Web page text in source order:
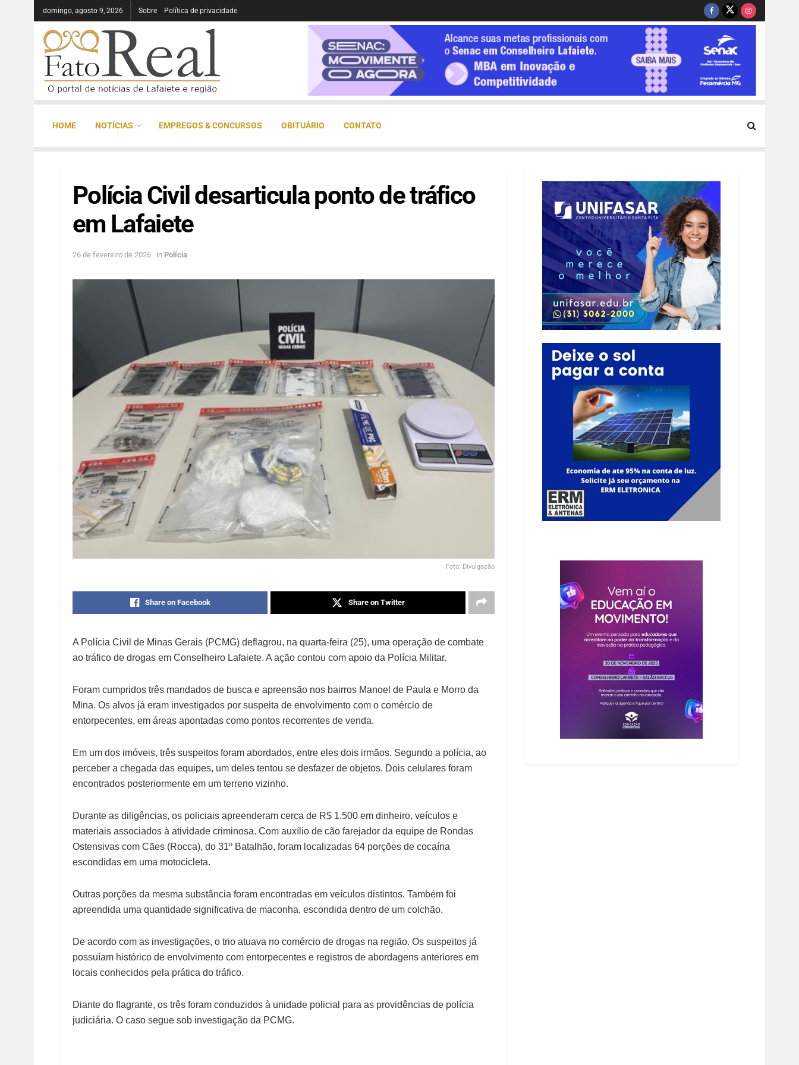
domingo, agosto 9, 2026 Sobre Política de privacidade
HOME NOTÍCIAS EMPREGOS & CONCURSOS OBITUÁRIO CONTATO
Polícia Civil desarticula ponto de tráfico
em Lafaiete
26 de fevereiro de 2026 in Polícia
Foto: Divulgação
Share on Facebook Share on Twitter
A Polícia Civil de Minas Gerais (PCMG) deflagrou, na quarta-feira (25), uma operação de combate
ao tráfico de drogas em Conselheiro Lafaiete. A ação contou com apoio da Polícia Militar.
Foram cumpridos três mandados de busca e apreensão nos bairros Manoel de Paula e Morro da
Mina. Os alvos já eram investigados por suspeita de envolvimento com o comércio de
entorpecentes, em áreas apontadas como pontos recorrentes de venda.
Em um dos imóveis, três suspeitos foram abordados, entre eles dois irmãos. Segundo a polícia, ao
perceber a chegada das equipes, um deles tentou se desfazer de objetos. Dois celulares foram
encontrados posteriormente em um terreno vizinho.
Durante as diligências, os policiais apreenderam cerca de R$ 1.500 em dinheiro, veículos e
materiais associados à atividade criminosa. Com auxílio de cão farejador da equipe de Rondas
Ostensivas com Cães (Rocca), do 31º Batalhão, foram localizadas 64 porções de cocaína
escondidas em uma motocicleta.
Outras porções da mesma substância foram encontradas em veículos distintos. Também foi
apreendida uma quantidade significativa de maconha, escondida dentro de um colchão.
De acordo com as investigações, o trio atuava no comércio de drogas na região. Os suspeitos já
possuíam histórico de envolvimento com entorpecentes e registros de abordagens anteriores em
locais conhecidos pela prática do tráfico.
Diante do flagrante, os três foram conduzidos à unidade policial para as providências de polícia
judiciária. O caso segue sob investigação da PCMG.